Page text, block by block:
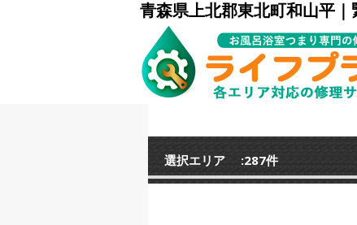
青森県上北郡東北町和山平
選択エリア :287件